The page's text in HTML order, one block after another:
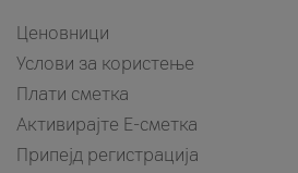
Ценовници
Услови за користење
Плати сметка
Активирајте Е-сметка
Припејд регистрација